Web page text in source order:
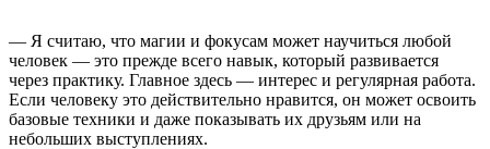
— Я считаю, что магии и фокусам может научиться любой
человек — это прежде всего навык, который развивается
через практику. Главное здесь — интерес и регулярная работа.
Если человеку это действительно нравится, он может освоить
базовые техники и даже показывать их друзьям или на
небольших выступлениях.